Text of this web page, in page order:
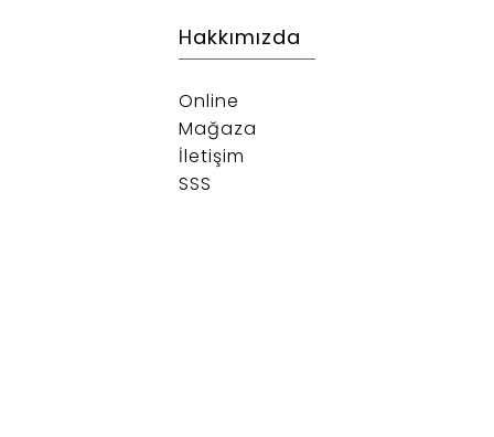
Hakkımızda
Online
Mağaza
İletişim
SSS